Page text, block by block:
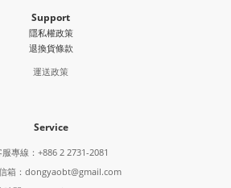
Support
隱私權政策
退換貨條款
運送政策
Service
服專線：+886 2 2731-2081
箱：dongyaobt@gmail.com